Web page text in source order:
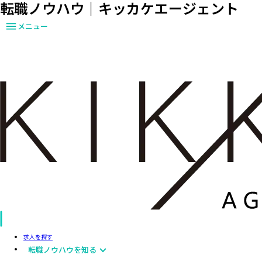
転職ノウハウ｜キッカケエージェント
メニュー
求人を探す
転職ノウハウを知る